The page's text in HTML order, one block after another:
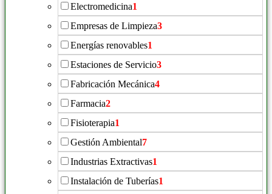
Electromedicina1
Empresas de Limpieza3
Energías renovables1
Estaciones de Servicio3
Fabricación Mecánica4
Farmacia2
Fisioterapia1
Gestión Ambiental7
Industrias Extractivas1
Instalación de Tuberías1